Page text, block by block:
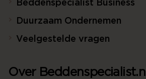
Beddenspecialist Business
Duurzaam Ondernemen
Veelgestelde vragen
Over Beddenspecialist.nl